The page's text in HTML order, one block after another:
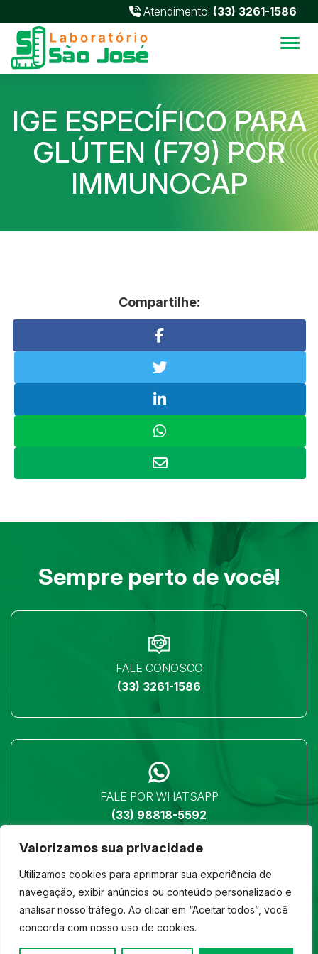
Valorizamos sua privacidade
Utilizamos cookies para aprimorar sua experiência de
navegação, exibir anúncios ou conteúdo personalizado e
analisar nosso tráfego. Ao clicar em “Aceitar todos”, você
concorda com nosso uso de cookies.
Atendimento: (33) 3261-1586
IGE ESPECÍFICO PARA
GLÚTEN (F79) POR
IMMUNOCAP
Compartilhe:
Sempre perto de você!
FALE CONOSCO
(33) 3261-1586
FALE POR WHATSAPP
(33) 98818-5592
LOCALIZAÇÃO